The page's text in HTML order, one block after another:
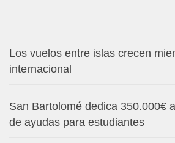
Los vuelos entre islas crecen
internacional
San Bartolomé dedica 350.000€
de ayudas para estudiantes